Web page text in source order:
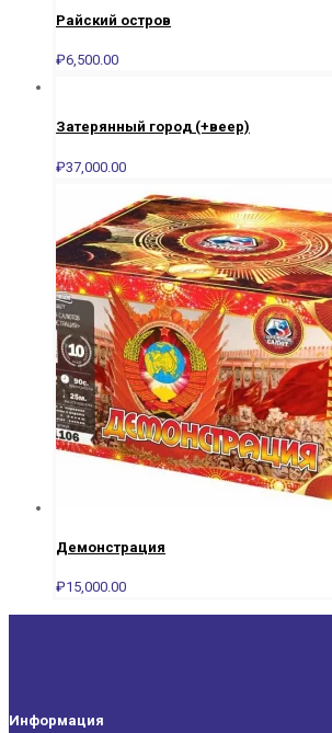
Райский остров
₽6,500.00
Затерянный город (+веер)
₽37,000.00
Демонстрация
₽15,000.00
Информация